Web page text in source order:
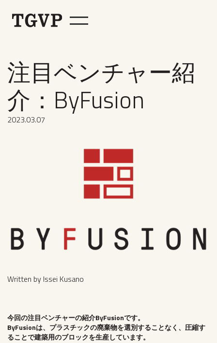
注目ベンチャー紹
介：ByFusion
2023.03.07
Written by Issei Kusano
今回の注目ベンチャーの紹介ByFusionです。
ByFusionは、プラスチックの廃棄物を選別することなく、圧縮す
ることで建築用のブロックを生産しています。